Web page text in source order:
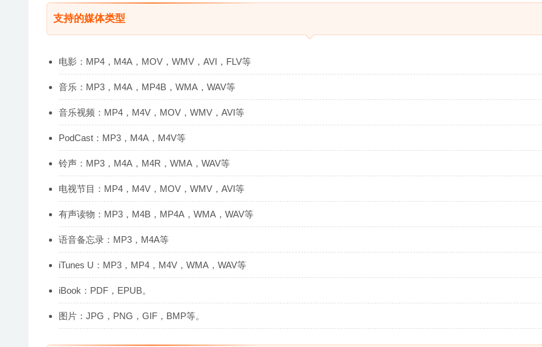
支持的媒体类型
电影：MP4，M4A，MOV，WMV，AVI，FLV等
音乐：MP3，M4A，MP4B，WMA，WAV等
音乐视频：MP4，M4V，MOV，WMV，AVI等
PodCast：MP3，M4A，M4V等
铃声：MP3，M4A，M4R，WMA，WAV等
电视节目：MP4，M4V，MOV，WMV，AVI等
有声读物：MP3，M4B，MP4A，​​WMA，WAV等
语音备忘录：MP3，M4A等
iTunes U：MP3，MP4，M4V，WMA，WAV等
iBook：PDF，EPUB。
图片：JPG，PNG，GIF，BMP等。